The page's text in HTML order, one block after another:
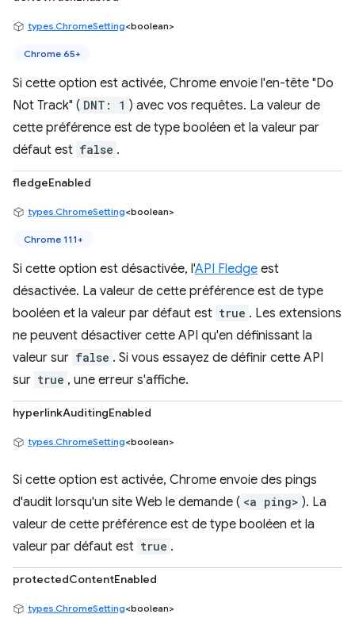
types.ChromeSetting<boolean>
Chrome 65+
Si cette option est activée, Chrome envoie l'en-tête "Do
Not Track" ( DNT: 1 ) avec vos requêtes. La valeur de
cette préférence est de type booléen et la valeur par
défaut est false .
fledgeEnabled
types.ChromeSetting<boolean>
Chrome 111+
Si cette option est désactivée, l'API Fledge est
désactivée. La valeur de cette préférence est de type
booléen et la valeur par défaut est true . Les extensions
ne peuvent désactiver cette API qu'en définissant la
valeur sur false . Si vous essayez de définir cette API
sur true , une erreur s'affiche.
hyperlinkAuditingEnabled
types.ChromeSetting<boolean>
Si cette option est activée, Chrome envoie des pings
d'audit lorsqu'un site Web le demande ( <a ping> ). La
valeur de cette préférence est de type booléen et la
valeur par défaut est true .
protectedContentEnabled
types.ChromeSetting<boolean>